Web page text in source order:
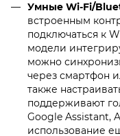
Умные Wi-Fi/
встроенным
подключаться к
модели
можно
через смартфон
также
поддерживают
Google Assistant,
использование